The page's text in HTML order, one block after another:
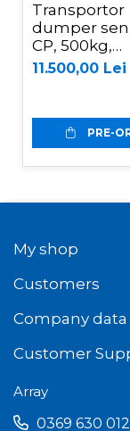
Transportor
dumper
CP, 500kg,
basculare
mecanica,
11.500,00 Lei
PRE-
My shop
Customers
Company data
Customer
Array
0369 630 012